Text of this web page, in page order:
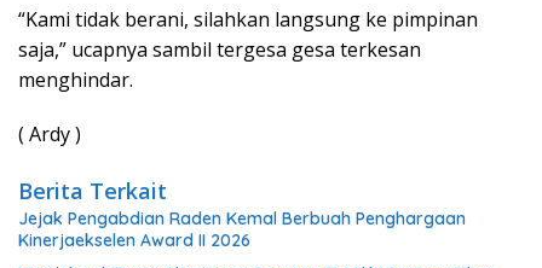
“Kami tidak berani, silahkan langsung ke pimpinan
saja,” ucapnya sambil tergesa gesa terkesan
menghindar.
( Ardy )
Berita Terkait
Jejak Pengabdian Raden Kemal Berbuah Penghargaan
Kinerjaekselen Award II 2026